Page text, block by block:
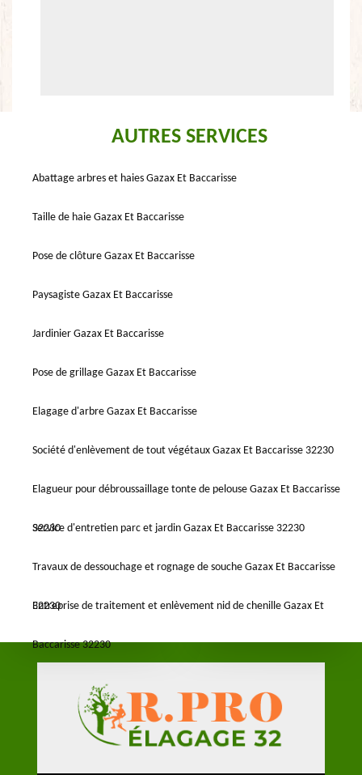
AUTRES SERVICES
Abattage arbres et haies Gazax Et Baccarisse
Taille de haie Gazax Et Baccarisse
Pose de clôture Gazax Et Baccarisse
Paysagiste Gazax Et Baccarisse
Jardinier Gazax Et Baccarisse
Pose de grillage Gazax Et Baccarisse
Elagage d'arbre Gazax Et Baccarisse
Société d'enlèvement de tout végétaux Gazax Et Baccarisse 32230
Elagueur pour débroussaillage tonte de pelouse Gazax Et Baccarisse
32230
Service d'entretien parc et jardin Gazax Et Baccarisse 32230
Travaux de dessouchage et rognage de souche Gazax Et Baccarisse
32230
Entreprise de traitement et enlèvement nid de chenille Gazax Et
Baccarisse 32230